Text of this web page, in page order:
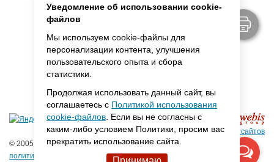
© 2005-2026 ООО «Фарадей»
политика конфиденциальности
Создание сайтов
Уведомление об использовании cookie-
файлов
Мы используем cookie-файлы для
персонализации контента, улучшения
пользовательского опыта и сбора
статистики.
Продолжая использовать данный сайт, вы
соглашаетесь с Политикой использования
cookie-файлов . Если вы не согласны с
каким-либо условием Политики, просим вас
прекратить использование сайта.